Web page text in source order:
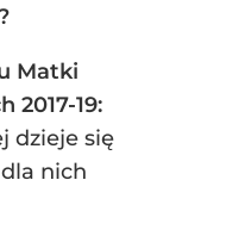
Matki
19:
dzieje się
nich